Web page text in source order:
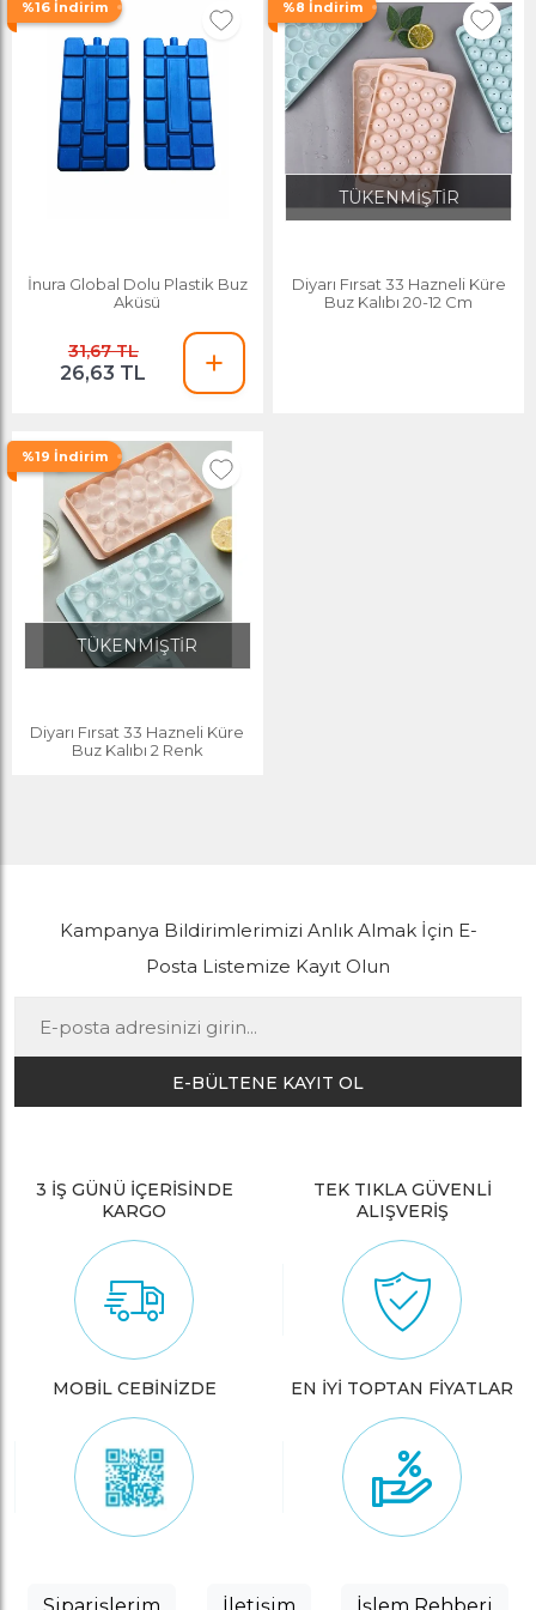
%16 İndirim
İnura Global Dolu Plastik Buz
Aküsü
31,67 TL
26,63 TL
%8 İndirim
TÜKENMİŞTİR
Diyarı Fırsat 33 Hazneli Küre
Buz Kalıbı 20-12 Cm
%19 İndirim
TÜKENMİŞTİR
Diyarı Fırsat 33 Hazneli Küre
Buz Kalıbı 2 Renk
Kampanya Bildirimlerimizi Anlık Almak İçin E-
Posta Listemize Kayıt Olun
E-BÜLTENE KAYIT OL
3 İŞ GÜNÜ İÇERİSİNDE
KARGO
TEK TIKLA GÜVENLİ
ALIŞVERİŞ
MOBİL CEBİNİZDE EN İYİ TOPTAN FİYATLAR